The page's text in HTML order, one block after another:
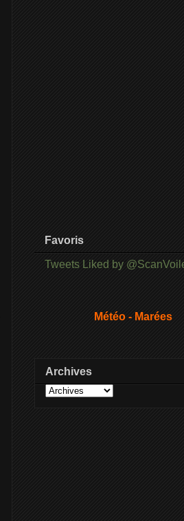
Favoris
Tweets Liked by
Météo - Marées
Archives